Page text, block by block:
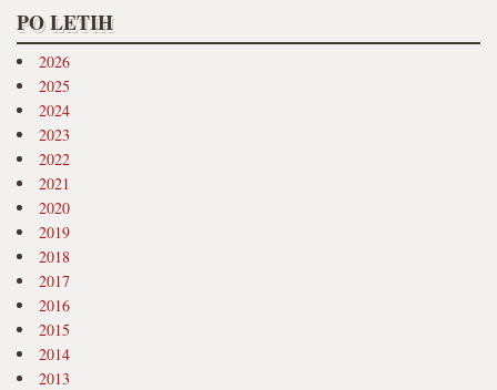
PO LETIH
2026
2025
2024
2023
2022
2021
2020
2019
2018
2017
2016
2015
2014
2013